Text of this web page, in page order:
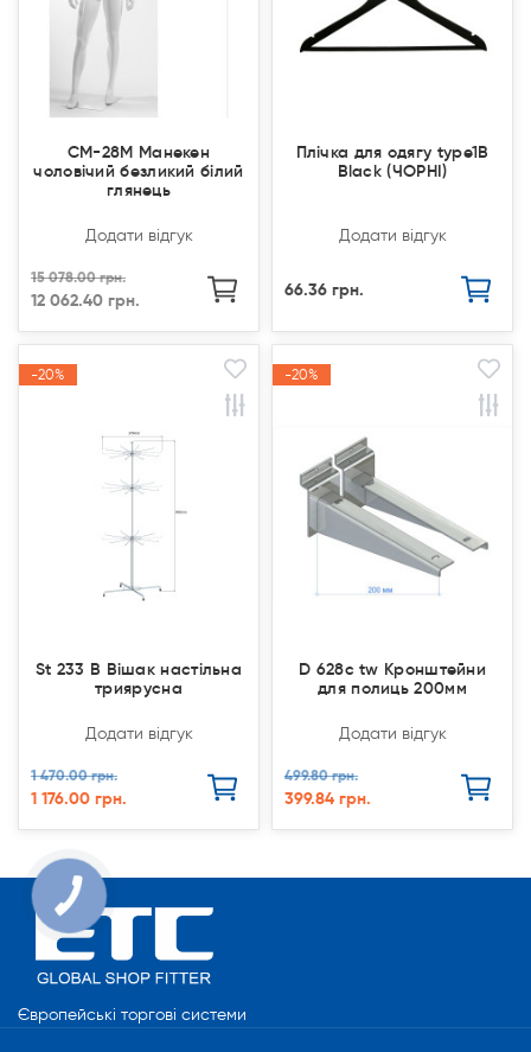
CM-28M Манекен
чоловічий безликий білий
глянець
Додати відгук
15 078.00 грн.
12 062.40 грн.
Плічка для одягу type1В
Black (ЧОРНІ)
Додати відгук
66.36 грн.
-20%
-20%
St 233 В Вішак настільна
триярусна
Додати відгук
1 470.00 грн.
1 176.00 грн.
-20%
-20%
D 628с tw Кронштейни
для полиць 200мм
Додати відгук
499.80 грн.
399.84 грн.
Європейські торгові системи
КНОПКА
СВЯЗИ